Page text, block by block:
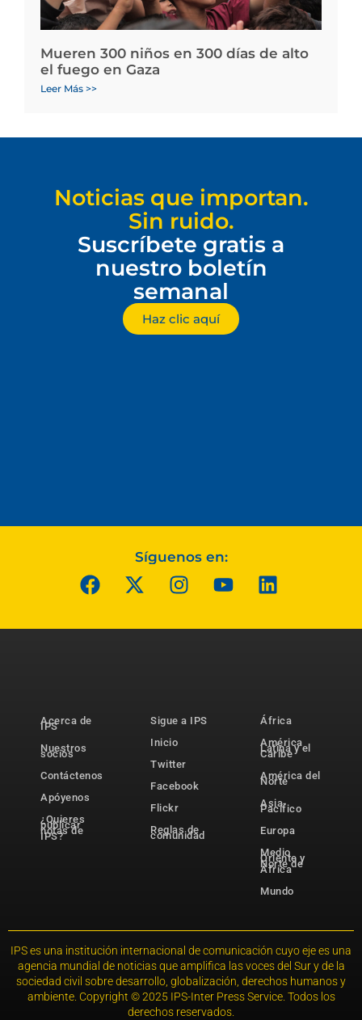
Mueren 300 niños en 300 días de alto
el fuego en Gaza
Leer Más >>
Noticias que importan.
Sin ruido.
Suscríbete gratis a
nuestro boletín
semanal
Haz clic aquí
Síguenos en:
Acerca de
IPS
Nuestros
socios
Contáctenos
Apóyenos
¿Quieres
publicar
notas de
IPS?
Sigue a IPS
Inicio
Twitter
Facebook
Flickr
Reglas de
comunidad
África
América
Latina y el
Caribe
América del
Norte
Asia-
Pacífico
Europa
Medio
Oriente y
Norte de
África
Mundo
IPS es una institución internacional de comunicación cuyo eje es una
agencia mundial de noticias que amplifica las voces del Sur y de la
sociedad civil sobre desarrollo, globalización, derechos humanos y
ambiente. Copyright © 2025 IPS-Inter Press Service. Todos los
derechos reservados.